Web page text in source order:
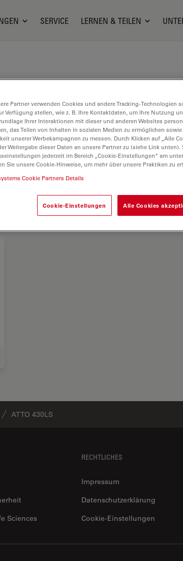
SERVICE LERNEN & TEILEN
ATTO 430LS
Sciences
RECHTLICHES
Impressum
Datenschutzerklärung
Cookie-Einstellungen
Partner verwenden Cookies und andere Tracking-Technologien
Verfügung stellen, wie z. B. Ihre Kontaktdaten, um Ihre Nutzung
Ihrer Interaktionen mit dieser und anderen Websites
das Teilen von Inhalten in sozialen Medien zu ermöglichen
unserer Werbekampagnen zu messen. Durch Klicken auf „Alle
Weitergabe dieser Daten an unsere Partner zu (siehe Link unten).
jederzeit im Bereich „Cookie-Einstellungen“ am
Sie unsere Cookie-Hinweise, um mehr über unsere Praktiken zu
Cookie Partners Details
Cookie-Einstellungen Alle Cookies